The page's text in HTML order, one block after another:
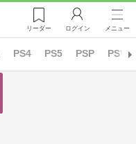
リーダー ログイン メニュー
PS4 PS5 PSP PSVR